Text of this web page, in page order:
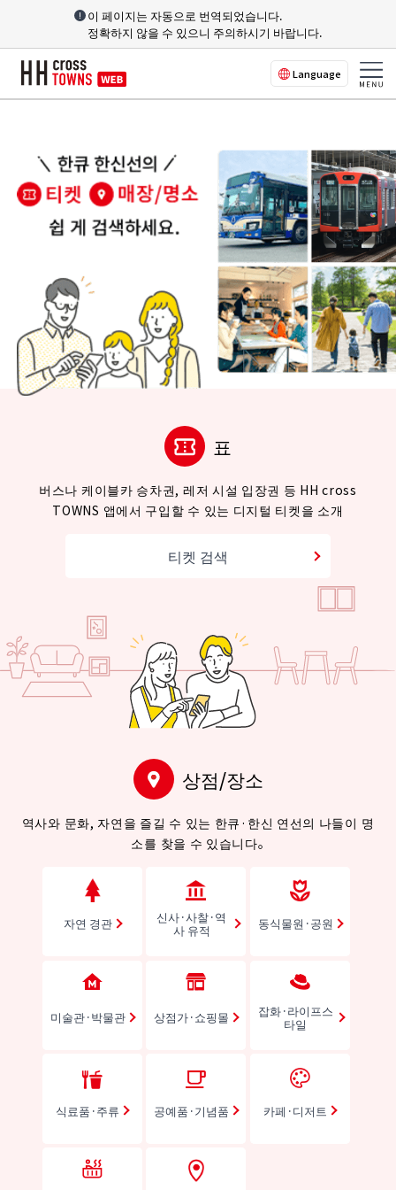
이 페이지는 자동으로 번역되었습니다.
정확하지 않을 수 있으니 주의하시기 바랍니다.
Language
표
버스나 케이블카 승차권, 레저 시설 입장권 등 HH cross
TOWNS 앱에서 구입할 수 있는 디지털 티켓을 소개
티켓 검색
상점/장소
역사와 문화, 자연을 즐길 수 있는 한큐·한신 연선의 나들이 명
소를 찾을 수 있습니다。
자연 경관 신사·사찰·역
사 유적 동식물원·공원
미술관·박물관 상점가·쇼핑몰 잡화·라이프스
타일
식료품·주류 공예품·기념품 카페·디저트